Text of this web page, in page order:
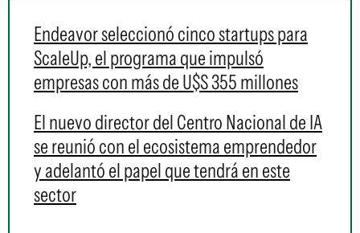
Endeavor seleccionó cinco startups para
ScaleUp, el programa que impulsó
empresas con más de U$S 355 millones
El nuevo director del Centro Nacional de IA
se reunió con el ecosistema emprendedor
y adelantó el papel que tendrá en este
sector